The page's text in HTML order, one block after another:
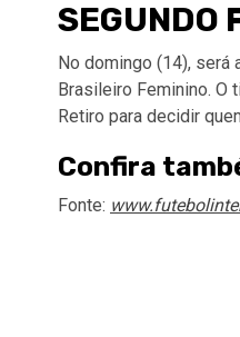
SEGUNDO
No domingo (14), será
Brasileiro Feminino. O
Retiro para decidir
Confira
Fonte: